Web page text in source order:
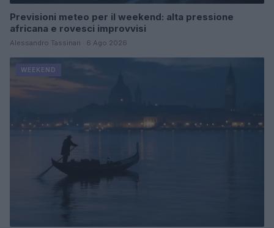
Previsioni meteo per il weekend: alta pressione
africana e rovesci improvvisi
Alessandro Tassinari · 6 Ago 2026
WEEKEND